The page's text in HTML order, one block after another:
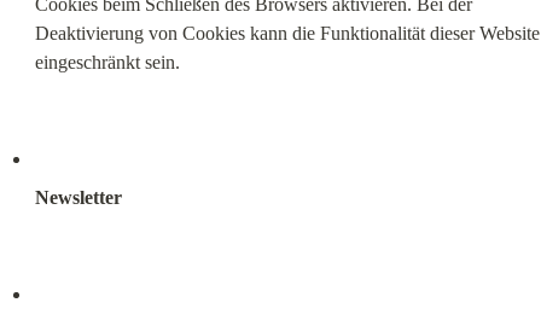
Deaktivierung von Cookies kann die Funktionalität dieser Website
eingeschränkt sein.
Newsletter